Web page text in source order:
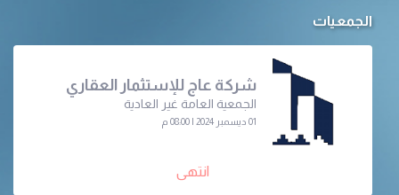
الجمعيات
شركة عاج للإستثمار العقاري
الجمعية العامة غير العادية
01 ديسمبر 2024 | 08:00 م
انتهى